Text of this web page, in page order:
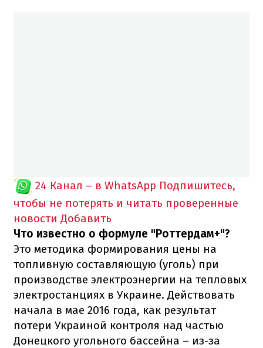
24 Канал – в WhatsApp Подпишитесь,
чтобы не потерять и читать проверенные
новости Добавить
Что известно о формуле "Роттердам+"?
Это методика формирования цены на
топливную составляющую (уголь) при
производстве электроэнергии на тепловых
электростанциях в Украине. Действовать
начала в мае 2016 года, как результат
потери Украиной контроля над частью
Донецкого угольного бассейна – из-за